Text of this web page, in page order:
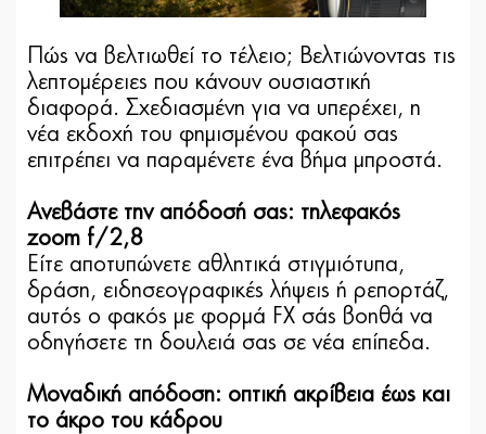
Πώς να βελτιωθεί το τέλειο; Βελτιώνοντας τις
λεπτομέρειες που κάνουν ουσιαστική
διαφορά. Σχεδιασμένη για να υπερέχει, η
νέα εκδοχή του φημισμένου φακού σας
επιτρέπει να παραμένετε ένα βήμα μπροστά.
Ανεβάστε την απόδοσή σας: τηλεφακός
zoom f/2,8
Είτε αποτυπώνετε αθλητικά στιγμιότυπα,
δράση, ειδησεογραφικές λήψεις ή ρεπορτάζ,
αυτός ο φακός με φορμά FX σάς βοηθά να
οδηγήσετε τη δουλειά σας σε νέα επίπεδα.
Μοναδική απόδοση: οπτική ακρίβεια έως και
το άκρο του κάδρου